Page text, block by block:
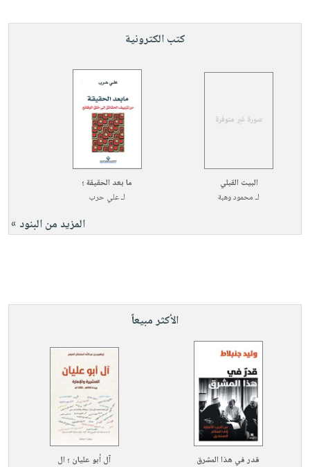
كتب الكترونية
البيت القبلي
لـمحمود وهبة
ما بعد الحقيقة ؛
لـعلي حرب
المزيد من البنود »
الأكثر مبيعاً
قدر في هذا المشرق آل أبو عليان ؛ ال